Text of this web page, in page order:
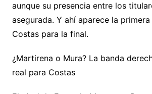
aunque su presencia entre los
asegurada. Y ahí aparece la
Costas para la final.
¿Martirena o Mura? La banda
real para Costas